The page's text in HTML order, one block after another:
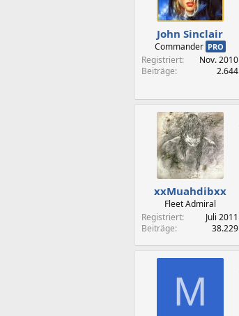
John Sinclair
Commander PRO
Registriert
Nov. 2010
Beiträge
2.644
xxMuahdibxx
Fleet Admiral
Registriert
Juli 2011
Beiträge
38.229
M